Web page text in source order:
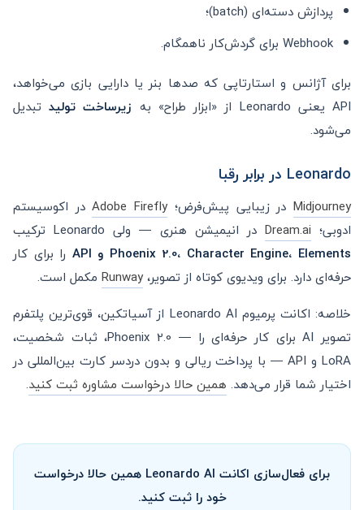
پردازش دسته‌ای (batch)؛
Webhook برای گردش‌کار ناهمگام.
برای آژانس و استارتاپی که صدها بنر یا دارایی بازی می‌خواهد،
API یعنی Leonardo از «ابزار طراح» به
زیرساخت تولیدتبدیل
می‌شود.
Leonardo در برابر رقبا
Midjourneyدر زیبایی پیش‌فرض؛ Adobe Fireflyدر اکوسیستم
ادوبی؛ Dream.ai در انیمیشن هنری — ولی Leonardo ترکیب
Phoenix 2.0، Character Engine، Elements و API
را برای کار
حرفه‌ای دارد. برای ویدیوی کوتاه از تصویر،Runway مکمل است.
خلاصه: اکانت پرمیوم Leonardo AI از آسیاتکین، قوی‌ترین پلتفرم
تصویر AI برای کار حرفه‌ای را — Phoenix 2.0، ثبات شخصیت،
LoRA و API — با پرداخت ریالی و بدون دردسر کارت بین‌المللی در
اختیار شما قرار می‌دهد. همین حالا درخواست مشاوره ثبت کنید.
برای فعال‌سازی اکانت Leonardo AI همین حالا درخواست
خود را ثبت کنید.